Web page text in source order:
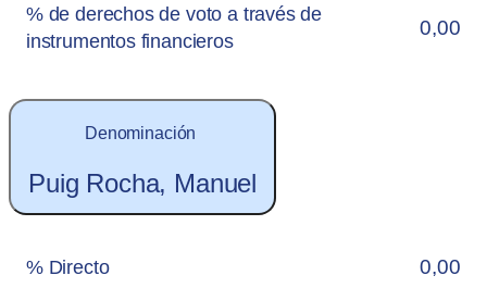
% de derechos de voto a través de
instrumentos financieros
0,00
Denominación
Puig Rocha, Manuel
% Directo 0,00